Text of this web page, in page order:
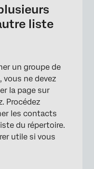
liste
un groupe de
vous ne devez
la page sur
Procédez
les contacts
du répertoire.
utile si vous